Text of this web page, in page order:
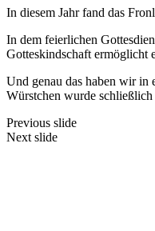
In diesem Jahr fand das
In dem feierlichen
Gotteskindschaft ermöglicht
Und genau das haben wir in
Würstchen wurde schließlich
Previous slide
Next slide